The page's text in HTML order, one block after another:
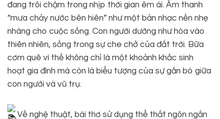
đang trôi chậm trong nhịp thời gian êm ái. Âm thanh
“mưa chảy nước bên hiên” như một bản nhạc nền nhẹ
nhàng cho cuộc sống. Con người dường như hòa vào
thiên nhiên, sống trong sự che chở của đất trời. Bữa
cơm quê vì thế không chỉ là một khoảnh khắc sinh
hoạt gia đình mà còn là biểu tượng của sự gắn bó giữa
con người và vũ trụ.
Về nghệ thuật, bài thơ sử dụng thể thất ngôn ngắn